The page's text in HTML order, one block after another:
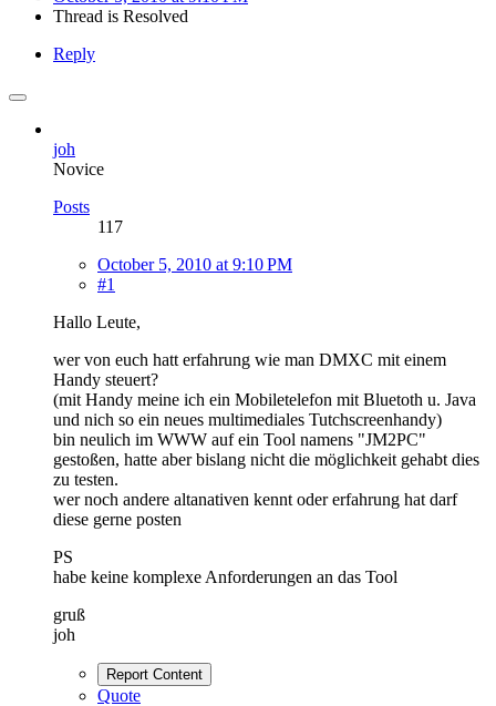
Thread is Resolved
Reply
joh
Novice
Posts
117
October 5, 2010 at 9:10 PM
#1
Hallo Leute,
wer von euch hatt erfahrung wie man DMXC mit einem
Handy steuert?
(mit Handy meine ich ein Mobiletelefon mit Bluetoth u. Java
und nich so ein neues multimediales Tutchscreenhandy)
bin neulich im WWW auf ein Tool namens "JM2PC"
gestoßen, hatte aber bislang nicht die möglichkeit gehabt dies
zu testen.
wer noch andere altanativen kennt oder erfahrung hat darf
diese gerne posten
PS
habe keine komplexe Anforderungen an das Tool
gruß
joh
Report Content
Quote